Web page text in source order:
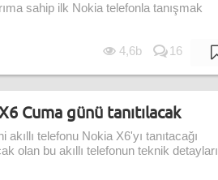
sahip ilk Nokia telefonla tanışmak
4,6b 16
Cuma günü tanıtılacak
telefonu Nokia X6'yı tanıtacağı
olan bu akıllı telefonun teknik detayları